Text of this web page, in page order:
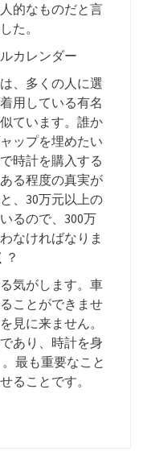
的なものだと言
た。
カレンダー
、多くの人に選
用している有名
ています。誰か
ップを埋めたい
時計を購入する
る程度の真実が
、30万元以上の
るので、300万
なければなりま
？
気がします。車
ことができませ
見に来ません。
あり、時計を身
最も重要なこと
ることです。